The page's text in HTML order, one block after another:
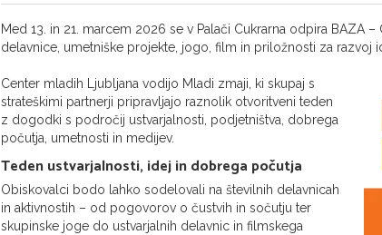
Med 13. in 21. marcem 2026 se v Palači Cukrarna odpira BAZA
delavnice, umetniške projekte, jogo, film in priložnosti za razvoj
Center mladih Ljubljana vodijo Mladi zmaji, ki skupaj s
strateškimi partnerji pripravljajo raznolik otvoritveni teden
z dogodki s področij ustvarjalnosti, podjetništva, dobrega
počutja, umetnosti in medijev.
Teden ustvarjalnosti, idej in dobrega počutja
Obiskovalci bodo lahko sodelovali na številnih delavnicah
in aktivnostih – od pogovorov o čustvih in sočutju ter
skupinske joge do ustvarjalnih delavnic in filmskega